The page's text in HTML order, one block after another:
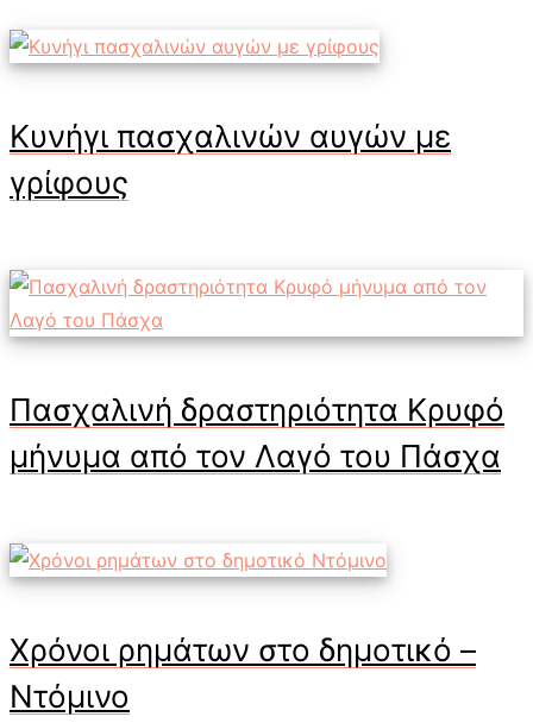
Κυνήγι πασχαλινών αυγών με
γρίφους
Πασχαλινή δραστηριότητα Κρυφό
μήνυμα από τον Λαγό του Πάσχα
Χρόνοι ρημάτων στο δημοτικό –
Ντόμινο